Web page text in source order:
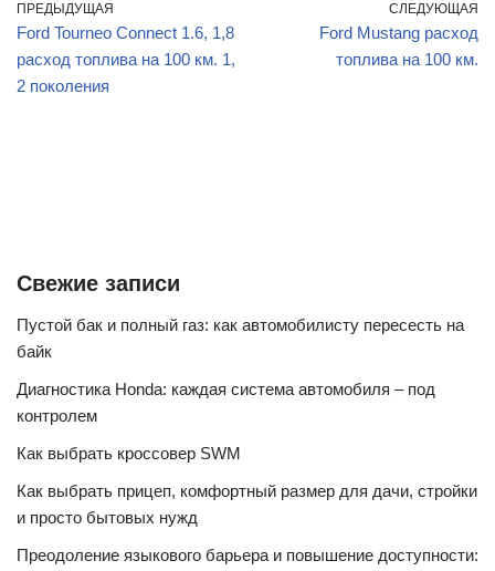
ПРЕДЫДУЩАЯ
Ford Tourneo Connect 1.6, 1,8
расход топлива на 100 км. 1,
2 поколения
СЛЕДУЮЩАЯ
Ford Mustang расход
топлива на 100 км.
Свежие записи
Пустой бак и полный газ: как автомобилисту пересесть на
байк
Диагностика Honda: каждая система автомобиля – под
контролем
Как выбрать кроссовер SWM
Как выбрать прицеп, комфортный размер для дачи, стройки
и просто бытовых нужд
Преодоление языкового барьера и повышение доступности: